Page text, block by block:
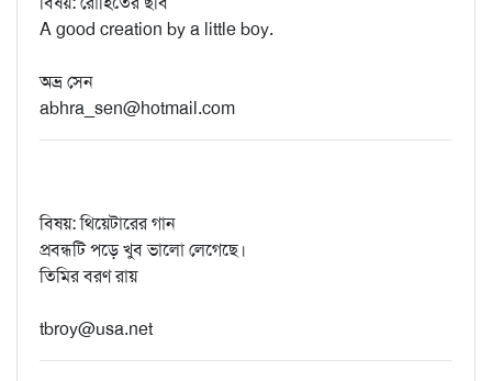
A good creation by a little boy.
অভ্র সেন
abhra_sen@hotmail.com
বিষয়: থিয়েটারের গান
প্রবন্ধটি পড়ে খুব ভালো লেগেছে।
তিমির বরণ রায়
tbroy@usa.net